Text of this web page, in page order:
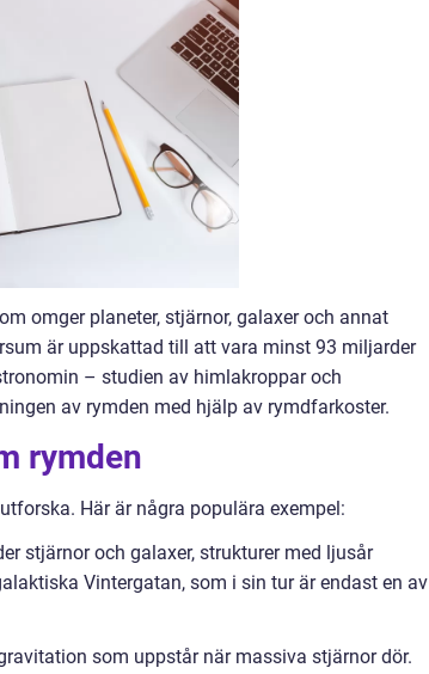
omger planeter, stjärnor, galaxer och annat
är uppskattad till att vara minst 93 miljarder
– studien av himlakroppar och
av rymden med hjälp av rymdfarkoster.
rymden
Här är några populära exempel:
stjärnor och galaxer, strukturer med ljusår
Vintergatan, som i sin tur är endast en av
som uppstår när massiva stjärnor dör.